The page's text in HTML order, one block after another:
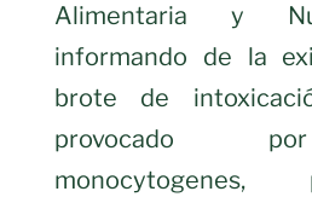
Alimentaria y
informando de la
brote de
provocado
monocytogenes,